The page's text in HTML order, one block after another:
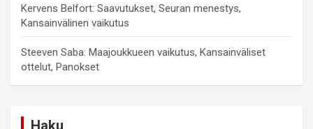
Kervens Belfort: Saavutukset, Seuran menestys,
Kansainvälinen vaikutus
Steeven Saba: Maajoukkueen vaikutus, Kansainväliset
ottelut, Panokset
Haku